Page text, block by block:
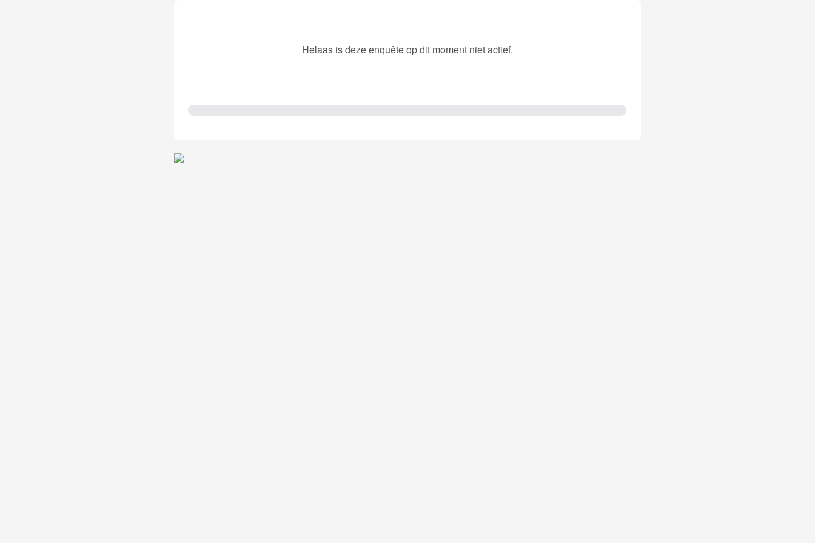
Helaas is deze enquête op dit moment niet actief.